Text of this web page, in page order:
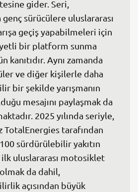
gider. Seri,
genç sürücülere uluslararası
geçiş yapabilmeleri için
bir platform sunma
kanıtıdır. Aynı zamanda
ve diğer kişilerle daha
bir şekilde yarışmanın
mesajını paylaşmak da
2025 yılında seriyle,
TotalEnergies tarafından
sürdürülebilir yakıtın
ilk uluslararası motosiklet
da dahil,
açısından büyük